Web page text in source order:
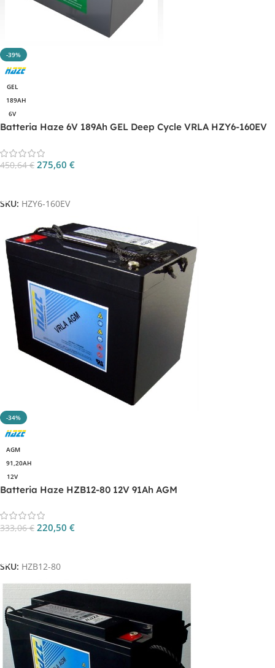
-39%
GEL
189AH
6V
Batteria Haze 6V 189Ah GEL Deep Cycle VRLA HZY6-160EV
450,64€ 275,60 €
SKU: HZY6-160EV
-34%
AGM
91,20AH
12V
Batteria Haze HZB12-80 12V 91Ah AGM
333,06€ 220,50 €
SKU: HZB12-80